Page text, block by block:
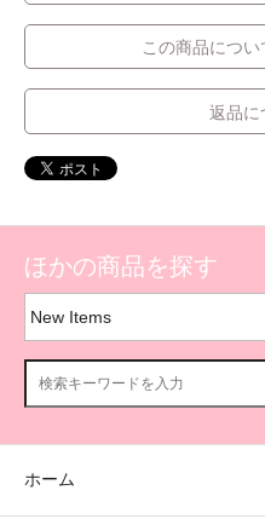
この商品につ
返品に
ほかの商品を探す
ホーム